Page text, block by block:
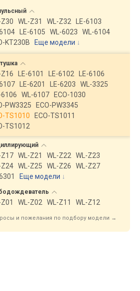
WL-Z31 WL-Z32
LE-6103
6104
LE-6105 WL-6023
WL-6104
KT230B
Еще модели ↓
LE-6101 LE-6102
LE-6106
6107
LE-6201 LE-6203
WL-3325
6106
WL-6107
ECO-1030
PW3325
ECO-PW3345
TS1010
ECO-TS1011
TS1012
Z17 WL-Z21 WL-Z22
WL-Z23
Z24 WL-Z25 WL-Z26
WL-Z27
6301
Еще модели ↓
WL-Z02 WL-Z11 WL-Z12
и пожелания по подбору модели →